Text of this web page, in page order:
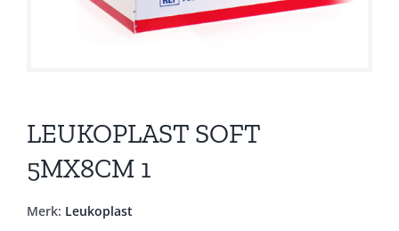
LEUKOPLAST SOFT
5MX8CM 1
Merk: Leukoplast